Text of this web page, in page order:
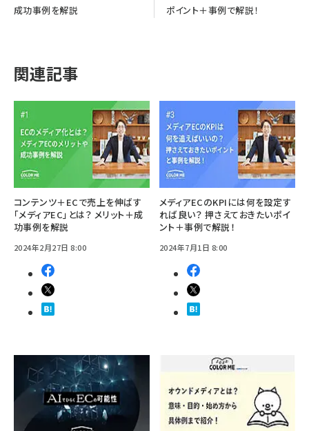
成功事例を解説
ポイント＋事例で解説！
関連記事
コンテンツ＋ECで売上を伸ばす
「メディアEC」とは？ メリット＋成
功事例を解説
2024年2月27日 8:00
メディアECのKPIには何を設定す
れば良い？ 押さえておきたいポイ
ント＋事例で解説！
2024年7月1日 8:00